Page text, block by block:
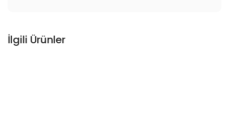
İlgili Ürünler